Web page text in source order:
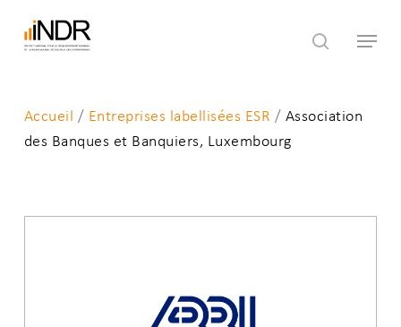
search
Menu
Accueil / Entreprises labellisées ESR / Association
des Banques et Banquiers, Luxembourg